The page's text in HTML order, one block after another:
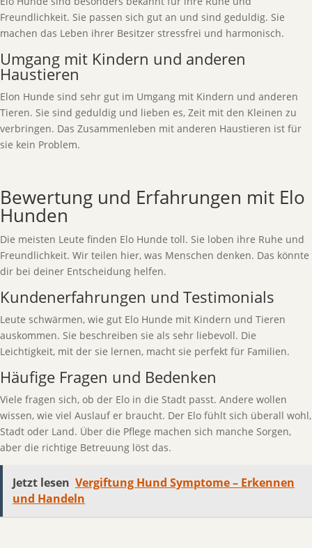
Freundlichkeit. Sie passen sich gut an und sind geduldig. Sie
machen das Leben ihrer Besitzer stressfrei und harmonisch.
Umgang mit Kindern und anderen
Haustieren
Elon Hunde sind sehr gut im Umgang mit Kindern und anderen
Tieren. Sie sind geduldig und lieben es, Zeit mit den Kleinen zu
verbringen. Das Zusammenleben mit anderen Haustieren ist für
sie kein Problem.
Bewertung und Erfahrungen mit Elo
Hunden
Die meisten Leute finden Elo Hunde toll. Sie loben ihre Ruhe und
Freundlichkeit. Wir teilen hier, was Menschen denken. Das könnte
dir bei deiner Entscheidung helfen.
Kundenerfahrungen und Testimonials
Leute schwärmen, wie gut Elo Hunde mit Kindern und Tieren
auskommen. Sie beschreiben sie als sehr liebevoll. Die
Leichtigkeit, mit der sie lernen, macht sie perfekt für Familien.
Häufige Fragen und Bedenken
Viele fragen sich, ob der Elo in die Stadt passt. Andere wollen
wissen, wie viel Auslauf er braucht. Der Elo fühlt sich überall wohl,
Stadt oder Land. Über die Pflege machen sich manche Sorgen,
aber die richtige Betreuung löst das.
Jetzt lesen Vergiftung Hund Symptome – Erkennen
und Handeln